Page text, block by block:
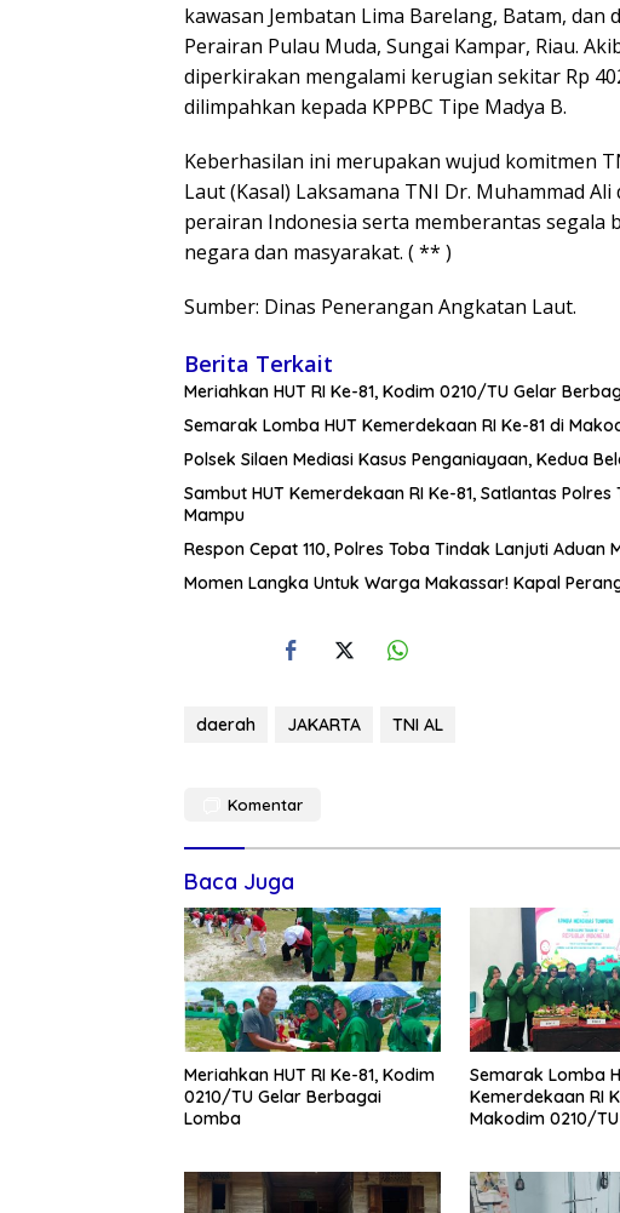
kawasan Jembatan Lima Barelang, Batam,
Perairan Pulau Muda, Sungai Kampar, Riau.
diperkirakan mengalami kerugian sekitar Rp
dilimpahkan kepada KPPBC Tipe Madya B.
Keberhasilan ini merupakan wujud komitmen
Laut (Kasal) Laksamana TNI Dr. Muhammad
perairan Indonesia serta memberantas
negara dan masyarakat. ( ** )
Sumber: Dinas Penerangan Angkatan Laut.
Berita Terkait
Meriahkan HUT RI Ke-81, Kodim 0210/TU Gelar
Semarak Lomba HUT Kemerdekaan RI Ke-81 di
Polsek Silaen Mediasi Kasus Penganiayaan, Kedua
Sambut HUT Kemerdekaan RI Ke-81, Satlantas
Mampu
Respon Cepat 110, Polres Toba Tindak Lanjuti Aduan
Momen Langka Untuk Warga Makassar! Kapal
daerah JAKARTA TNI AL
Komentar
Baca Juga
Meriahkan HUT RI Ke-81, Kodim
0210/TU Gelar Berbagai
Lomba
Semarak Lomba
Kemerdekaan RI
Makodim 0210/TU